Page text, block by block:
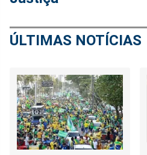
ÚLTIMAS NOTÍCIAS